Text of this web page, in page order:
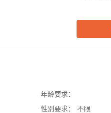
年龄要求：
性别要求：
不限